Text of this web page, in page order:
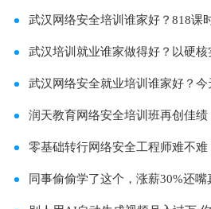
武汉网络安全培训谁家好？818课时
武汉培训就业谁家做得好？以硬核实
武汉网络安全就业培训谁家好？今天
润天教育网络安全培训班再创佳绩，
零基础转行网络安全工程师难不难？
同事偷偷学了这个，涨薪30%还